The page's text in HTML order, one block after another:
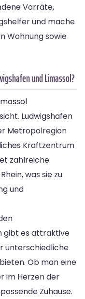
Vorräte,
und mache
Wohnung sowie
und Limassol?
Ludwigshafen
Metropolregion
Kraftzentrum
zahlreiche
was sie zu
und
gibt es attraktive
unterschiedliche
Ob man eine
im Herzen der
Zuhause.